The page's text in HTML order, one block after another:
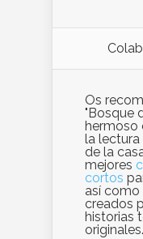
Os
"Bosque
hermoso
la lectura
de la
mejores
cortos
así como
creados
historias
originales.